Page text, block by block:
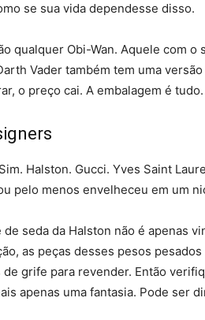
se sua vida dependesse disso.
qualquer Obi-Wan. Aquele com
Vader também tem uma
o preço cai. A embalagem é tudo.
Halston. Gucci. Yves Saint
pelo menos envelheceu em um
seda da Halston não é apenas
as peças desses pesos
grife para revender. Então
apenas uma fantasia. Pode ser